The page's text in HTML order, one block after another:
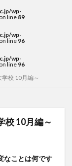
wp-
on line 89
wp-
on line 96
wp-
on line 96
校 10月編～
校 10月編～
なことは何です
アルカラ
ア
シップ
留学
ポジウム